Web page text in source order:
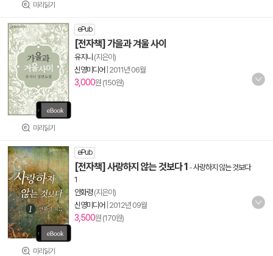
미리읽기
미리읽기
ePub
[전자책] 가을과 겨울 사이
유지니 (지은이)
신영미디어 2011년 06월
3,000원 (150원)
미리읽기
ePub
[전자책] 사랑하지 않는 것보다 1 -사랑하지 않는 것보다
1
안화령(지은이)
신영미디어 2012년 09월
3,500원 (170원)